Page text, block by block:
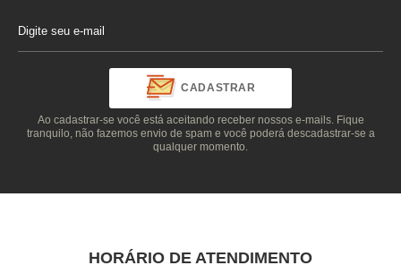
CADASTRAR
Ao cadastrar-se você está aceitando receber nossos e-mails. Fique
tranquilo, não fazemos envio de spam e você poderá descadastrar-se a
qualquer momento.
HORÁRIO DE ATENDIMENTO